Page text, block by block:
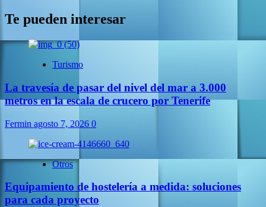
Te pueden interesar
Turismo
La travesía de pasar del nivel del mar a 3.000
metros en la escala de crucero por Tenerife
Fermin agosto 7, 2026 0
Otros
Equipamiento de hostelería a medida: soluciones
para cada proyecto